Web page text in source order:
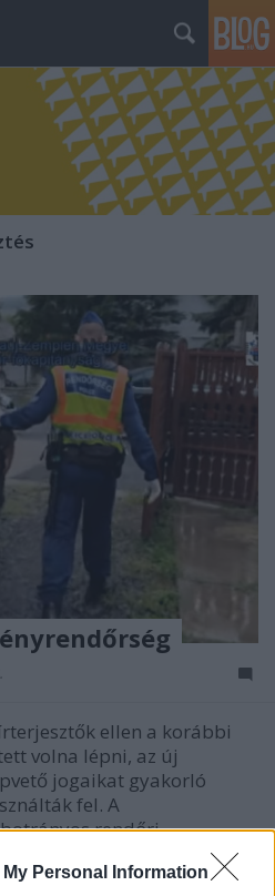
Personal Information
ellen a korábbi
volna lépni, az új
jogaikat gyakorló
fel. A
rendőri
az is a következménye lett,